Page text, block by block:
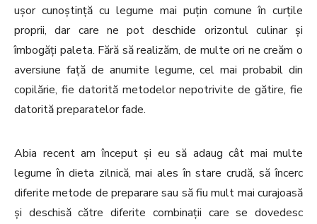
ușor cunoștință cu legume mai puțin comune în curțile
proprii, dar care ne pot deschide orizontul culinar și
îmbogăți paleta. Fără să realizăm, de multe ori ne creăm o
aversiune față de anumite legume, cel mai probabil din
copilărie, fie datorită metodelor nepotrivite de gătire, fie
datorită preparatelor fade.
Abia recent am început și eu să adaug cât mai multe
legume în dieta zilnică, mai ales în stare crudă, să încerc
diferite metode de preparare sau să fiu mult mai curajoasă
și deschisă către diferite combinații care se dovedesc